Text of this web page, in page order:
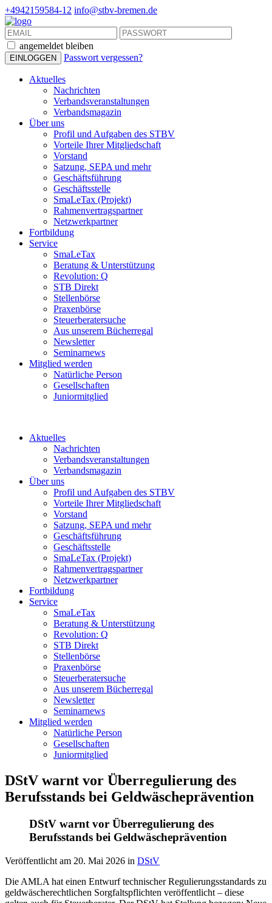
+4942159584-12 info@stbv-bremen.de
angemeldet bleiben
Passwort vergessen?
Aktuelles
Nachrichten
Verbandsveranstaltungen
Verbandsmagazin
Über uns
Profil und Aufgaben des STBV
Vorteile Ihrer Mitgliedschaft
Vorstand
Satzung, SEPA und mehr
Geschäftsführung
Geschäftsstelle
SmaLeTax (Projekt)
Rahmenvertragspartner
Netzwerkpartner
Fortbildung
Service
SmaLeTax
Beratung & Unterstützung
Revolution: Q
STB Direkt
Stellenbörse
Praxenbörse
Steuerberatersuche
Aus unserem Bücherregal
Newsletter
Seminarnews
Mitglied werden
Natürliche Person
Gesellschaften
Juniormitglied
Aktuelles
Nachrichten
Verbandsveranstaltungen
Verbandsmagazin
Über uns
Profil und Aufgaben des STBV
Vorteile Ihrer Mitgliedschaft
Vorstand
Satzung, SEPA und mehr
Geschäftsführung
Geschäftsstelle
SmaLeTax (Projekt)
Rahmenvertragspartner
Netzwerkpartner
Fortbildung
Service
SmaLeTax
Beratung & Unterstützung
Revolution: Q
STB Direkt
Stellenbörse
Praxenbörse
Steuerberatersuche
Aus unserem Bücherregal
Newsletter
Seminarnews
Mitglied werden
Natürliche Person
Gesellschaften
Juniormitglied
DStV warnt vor Überregulierung des
Berufsstands bei Geldwäscheprävention
DStV warnt vor Überregulierung des
Berufsstands bei Geldwäscheprävention
Veröffentlicht am 20. Mai 2026 in DStV
Die AMLA hat einen Entwurf technischer Regulierungsstandards zu
geldwäscherechtlichen Sorgfaltspflichten veröffentlicht – diese